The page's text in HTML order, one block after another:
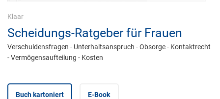
Klaar
Scheidungs-Ratgeber für Frauen
Verschuldensfragen - Unterhaltsanspruch - Obsorge - Kontaktrecht
- Vermögensaufteilung - Kosten
Buch kartoniert
E-Book